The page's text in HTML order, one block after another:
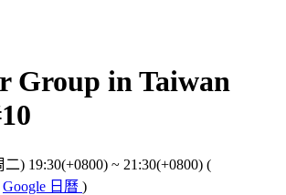
Group in Taiwan
二) 19:30(+0800) ~ 21:30(+0800) (
Google 日曆 )